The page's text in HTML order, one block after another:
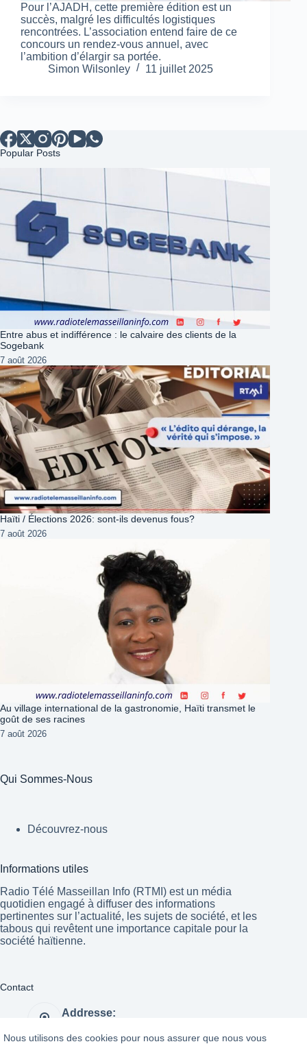
Nous utilisons des cookies pour nous assurer que nous vous
Pour l’AJADH, cette première édition est un
succès, malgré les difficultés logistiques
rencontrées. L’association entend faire de ce
concours un rendez-vous annuel, avec
l’ambition d’élargir sa portée.
Simon Wilsonley
11 juillet 2025
Popular Posts
Entre abus et indifférence : le calvaire des clients de la
Sogebank
7 août 2026
Haïti / Élections 2026: sont-ils devenus fous?
7 août 2026
Au village international de la gastronomie, Haïti transmet le
goût de ses racines
7 août 2026
Qui Sommes-Nous
Découvrez-nous
Informations utiles
Radio Télé Masseillan Info (RTMI) est un média
quotidien engagé à diffuser des informations
pertinentes sur l’actualité, les sujets de société, et les
tabous qui revêtent une importance capitale pour la
société haïtienne.
Contact
Addresse: